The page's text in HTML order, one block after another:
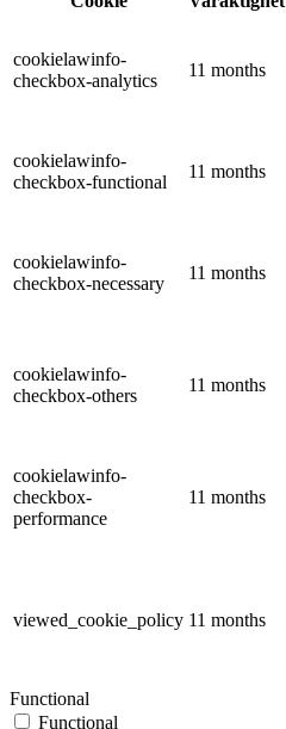
cookielawinfo-
checkbox-analytics
11 months
cookielawinfo-
checkbox-functional
11 months
cookielawinfo-
checkbox-necessary
11 months
cookielawinfo-
checkbox-others
11 months
cookielawinfo-
checkbox-
performance
11 months
viewed_cookie_policy 11 months
Functional
Functional